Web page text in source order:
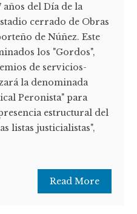
del Día de la
cerrado de Obras
de Núñez. Este
los "Gordos",
de servicios-
la denominada
Peronista" para
estructural del
listas justicialistas",
Read More